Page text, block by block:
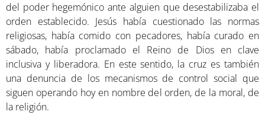
del poder hegemónico ante alguien que desestabilizaba el
orden establecido. Jesús había cuestionado las normas
religiosas, había comido con pecadores, había curado en
sábado, había proclamado el Reino de Dios en clave
inclusiva y liberadora. En este sentido, la cruz es también
una denuncia de los mecanismos de control social que
siguen operando hoy en nombre del orden, de la moral, de
la religión.